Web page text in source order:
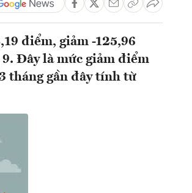
điểm, giảm -125,96
Đây là mức giảm điểm
tháng gần đây tính từ